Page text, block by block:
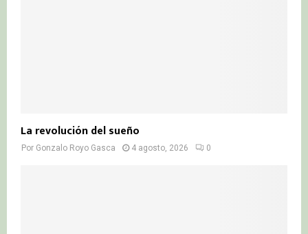
La revolución del sueño
Por Gonzalo Royo Gasca 4 agosto, 2026 0